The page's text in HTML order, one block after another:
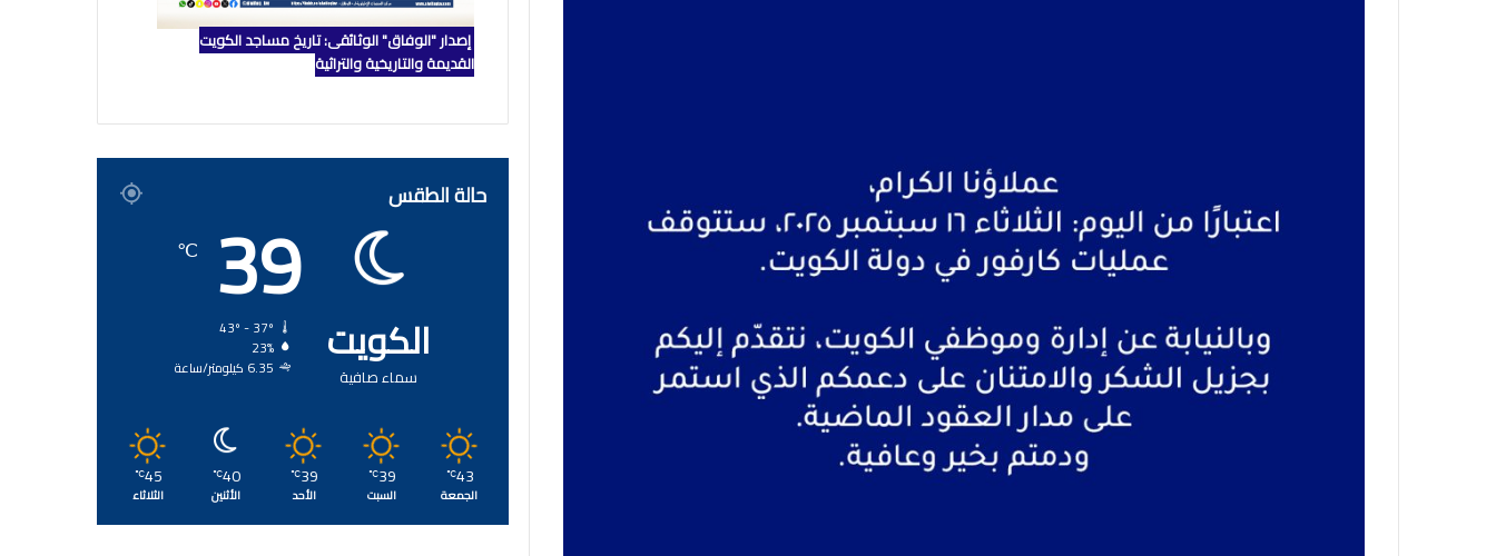
إصدار "الوفاق" الوثائقي: تاريخ مساجد الكويت
القديمة والتاريخية والتراثية
حالة الطقس
الكويت
سماء صافية
39
℃
23%
6.35 كيلومتر/ساعة
43
℃
الجمعة
39
℃
السبت
39
℃
الأحد
40
℃
الأثنين
45
℃
الثلاثاء